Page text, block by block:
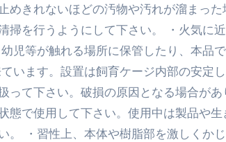
安1万円台＆ハワイ朝食付き割引まで網羅 ―
内航空券＋ホテルが“セット割”で最安
目のドメインをご紹介
何をするサイトか
①【30秒でわかる効果まとめ】#梅干し
るの？②【30秒でわかる効果まとめ】#
めきれないほどの汚物や汚れが溜まっ
掃を行うようにして下さい。 ・火気に
児等が触れる場所に保管したり、本品
います。設置は飼育ケージ内部の安定し
って下さい。破損の原因となる場合が
態で使用して下さい。使用中は製品や
・習性上、本体や樹脂部を激しくかじ